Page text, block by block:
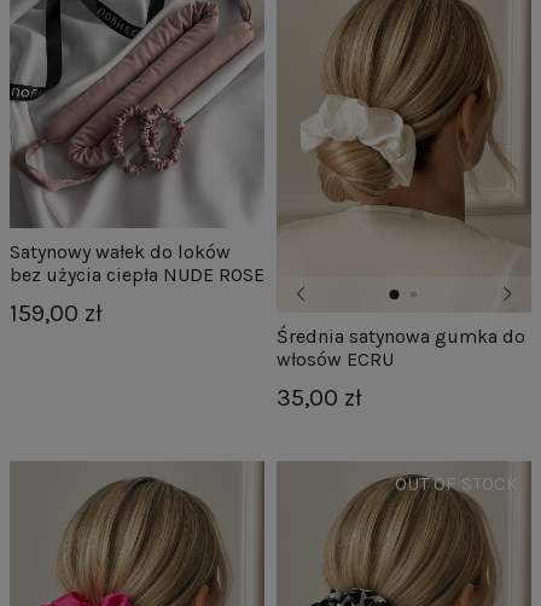
Satynowy wałek do loków
bez użycia ciepła NUDE ROSE
159,00 zł
Średnia satynowa gumka do
włosów ECRU
35,00 zł